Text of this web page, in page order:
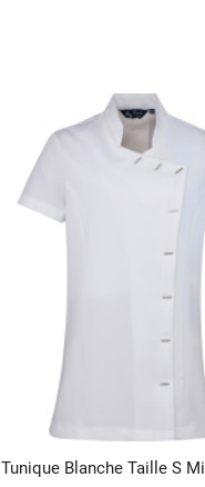
Tunique Blanche Taille S